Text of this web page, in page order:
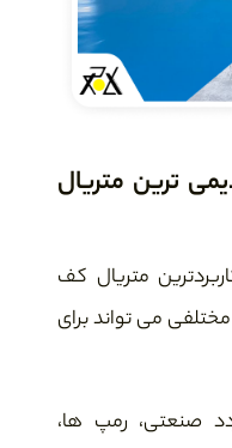
ترین متریال
متریال کف
می تواند برای
صنعتی، رمپ ها،